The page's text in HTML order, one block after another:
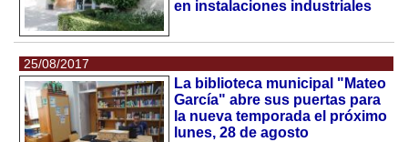
en instalaciones industriales
25/08/2017
La biblioteca municipal "Mateo
García" abre sus puertas para
la nueva temporada el próximo
lunes, 28 de agosto